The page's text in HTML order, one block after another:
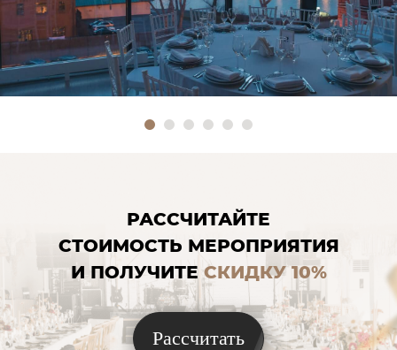
Рассчитать
РАССЧИТАЙТЕ
СТОИМОСТЬ МЕРОПРИЯТИЯ
И ПОЛУЧИТЕСКИДКУ 10%